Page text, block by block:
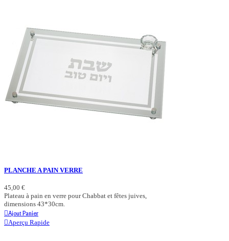
PLANCHE A PAIN VERRE
45,00 €
Plateau à pain en verre pour Chabbat et fêtes juives,
dimensions 43*30cm.
Ajout Panier
Aperçu Rapide